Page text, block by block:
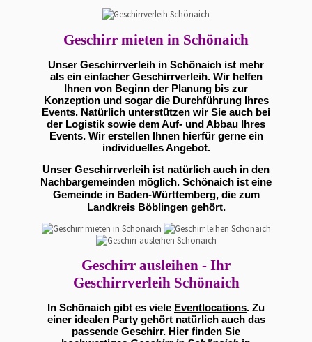
Geschirr mieten in Schönaich
Unser Geschirrverleih in Schönaich ist mehr
als ein einfacher Geschirrverleih. Wir helfen
Ihnen von Beginn der Planung bis zur
Konzeption und sogar die Durchführung Ihres
Events. Natürlich unterstützen wir Sie auch bei
der Logistik sowie dem Auf- und Abbau Ihres
Events. Wir erstellen Ihnen hierfür gerne ein
individuelles Angebot.
Unser Geschirrverleih ist natürlich auch in den
Nachbargemeinden möglich. Schönaich ist eine
Gemeinde in Baden-Württemberg, die zum
Landkreis Böblingen gehört.
Geschirr ausleihen - Ihr
Geschirrverleih Schönaich
In Schönaich gibt es viele Eventlocations. Zu
einer idealen Party gehört natürlich auch das
passende Geschirr. Hier finden Sie